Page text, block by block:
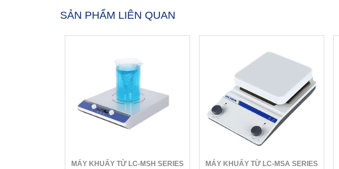
SẢN PHẨM LIÊN QUAN
MÁY KHUẤY TỪ LC-MSH SERIES MÁY KHUẤY TỪ LC-MSA SERIES